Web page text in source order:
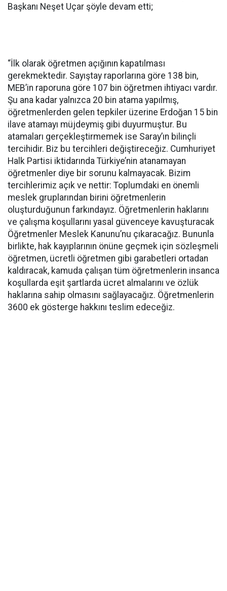
Başkanı Neşet Uçar şöyle devam etti;
“İlk olarak öğretmen açığının kapatılması
gerekmektedir. Sayıştay raporlarına göre 138 bin,
MEB’in raporuna göre 107 bin öğretmen ihtiyacı vardır.
Şu ana kadar yalnızca 20 bin atama yapılmış,
öğretmenlerden gelen tepkiler üzerine Erdoğan 15 bin
ilave atamayı müjdeymiş gibi duyurmuştur. Bu
atamaları gerçekleştirmemek ise Saray’ın bilinçli
tercihidir. Biz bu tercihleri değiştireceğiz. Cumhuriyet
Halk Partisi iktidarında Türkiye’nin atanamayan
öğretmenler diye bir sorunu kalmayacak. Bizim
tercihlerimiz açık ve nettir: Toplumdaki en önemli
meslek gruplarından birini öğretmenlerin
oluşturduğunun farkındayız. Öğretmenlerin haklarını
ve çalışma koşullarını yasal güvenceye kavuşturacak
Öğretmenler Meslek Kanunu’nu çıkaracağız. Bununla
birlikte, hak kayıplarının önüne geçmek için sözleşmeli
öğretmen, ücretli öğretmen gibi garabetleri ortadan
kaldıracak, kamuda çalışan tüm öğretmenlerin insanca
koşullarda eşit şartlarda ücret almalarını ve özlük
haklarına sahip olmasını sağlayacağız. Öğretmenlerin
3600 ek gösterge hakkını teslim edeceğiz.